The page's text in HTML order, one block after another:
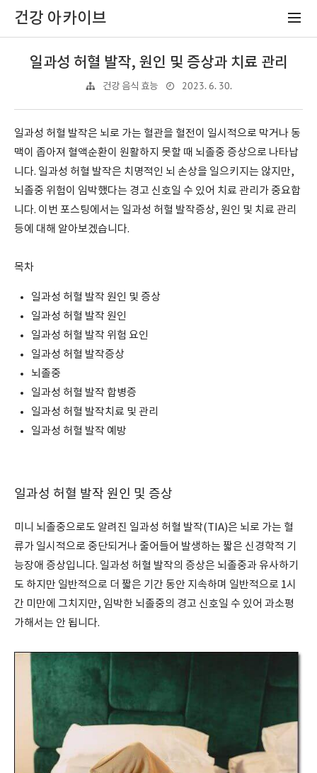
건강 아카이브
일과성 허혈 발작, 원인 및 증상과 치료 관리
건강 음식 효능 2023. 6. 30.
일과성 허혈 발작은 뇌로 가는 혈관을 혈전이 일시적으로 막거나 동
맥이 좁아져 혈액순환이 원활하지 못할 때 뇌졸중 증상으로 나타납
니다. 일과성 허혈 발작은 치명적인 뇌 손상을 일으키지는 않지만,
뇌졸중 위험이 임박했다는 경고 신호일 수 있어 치료 관리가 중요합
니다. 이번 포스팅에서는 일과성 허혈 발작증상, 원인 및 치료 관리
등에 대해 알아보겠습니다.
목차
일과성 허혈 발작 원인 및 증상
일과성 허혈 발작 원인
일과성 허혈 발작 위험 요인
일과성 허혈 발작증상
뇌졸중
일과성 허혈 발작 합병증
일과성 허혈 발작치료 및 관리
일과성 허혈 발작 예방
일과성 허혈 발작 원인 및 증상
미니 뇌졸중으로도 알려진 일과성 허혈 발작(TIA)은 뇌로 가는 혈
류가 일시적으로 중단되거나 줄어들어 발생하는 짧은 신경학적 기
능장애 증상입니다. 일과성 허혈 발작의 증상은 뇌졸중과 유사하기
도 하지만 일반적으로 더 짧은 기간 동안 지속하며 일반적으로 1시
간 미만에 그치지만, 임박한 뇌졸중의 경고 신호일 수 있어 과소평
가해서는 안 됩니다.